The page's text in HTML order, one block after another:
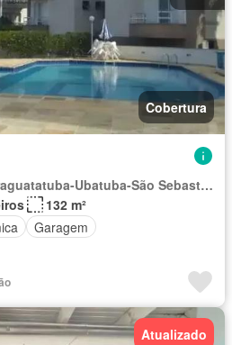
Cobertura
Região Imediata de Caraguatatuba-Ubatuba-São Sebastião, Região Metropolitana do Vale do Paraíba e Litoral Norte
132 m²
Garagem
Atualizado